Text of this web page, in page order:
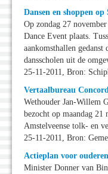
Dansen en shoppen op
Op zondag 27
Dance Event plaats.
aankomsthallen gedanst
dansscholen uit de
25-11-2011, Bron:
Vertaalbureau
Wethouder Jan-Willem
bezocht op maandag 21
Amstelveense tolk- en
25-11-2011, Bron:
Actieplan voor
Minister Donner van